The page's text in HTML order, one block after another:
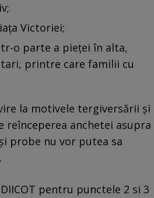
Victoriei;
o parte a pieţei în alta,
printre care familii cu
la motivele tergiversării şi
anchetei asupra
probe nu vor putea sa
pentru punctele 2 si 3